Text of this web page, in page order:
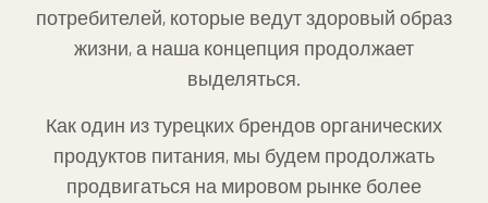
потребителей, которые ведут здоровый образ
жизни, а наша концепция продолжает
выделяться.
Как один из турецких брендов органических
продуктов питания, мы будем продолжать
продвигаться на мировом рынке более